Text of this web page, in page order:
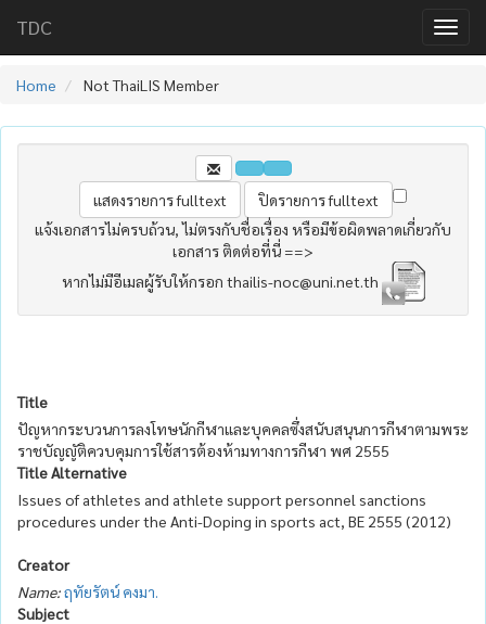
TDC
Home Not ThaiLIS Member
แจ้งเอกสารไม่ครบถ้วน, ไม่ตรงกับชื่อเรื่อง หรือมีข้อผิดพลาดเกี่ยวกับ
เอกสาร ติดต่อที่นี่ ==>
หากไม่มีอีเมลผู้รับให้กรอก thailis-noc@uni.net.th
Title
ปัญหากระบวนการลงโทษนักกีฬาและบุคคลซึ่งสนับสนุนการกีฬาตามพระ
ราชบัญญัติควบคุมการใช้สารต้องห้ามทางการกีฬา พศ 2555
Title Alternative
Issues of athletes and athlete support personnel sanctions
procedures under the Anti-Doping in sports act, BE 2555 (2012)
Creator
Name:ฤทัยรัตน์ คงมา.
Subject